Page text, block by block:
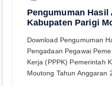
Pengumuman Hasil
Kabupaten Parigi
Download Pengumuman
Pengadaan Pegawai
Kerja (PPPK) Pemerintah
Moutong Tahun Anggaran